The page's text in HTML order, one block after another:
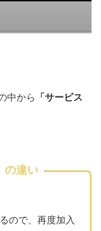
中から
「サービス
の違い
ので、再度加入